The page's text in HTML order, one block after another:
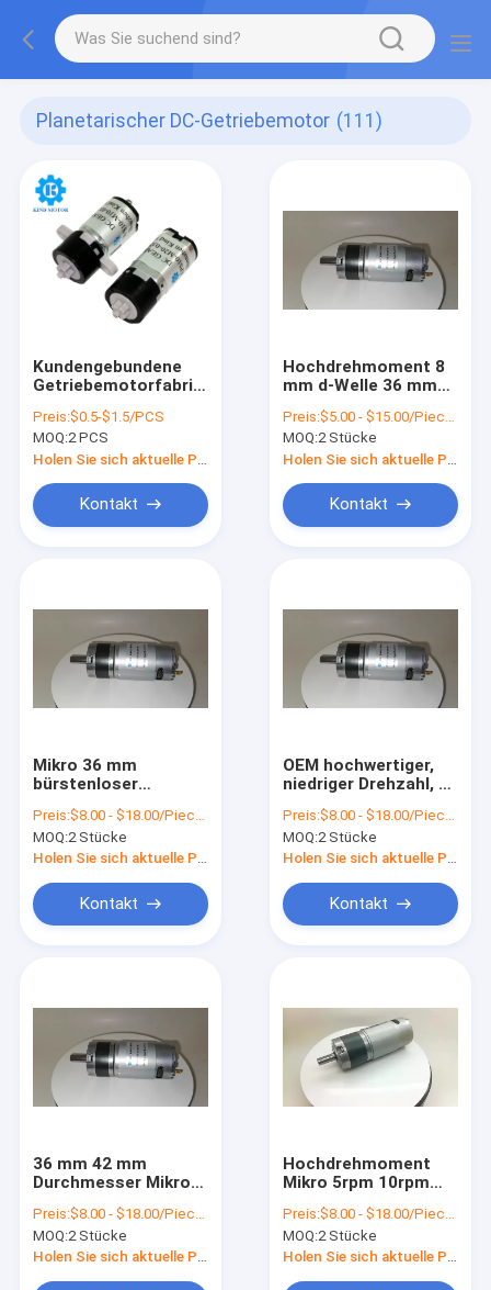
Planetarischer DC-Getriebemotor (111)
Kundengebundene
Getriebemotorfabrik
30g 10mm1.5v 3.3v
5v m10 M20 m30
Plastik
Preis:$0.5-$1.5/PCS
MOQ:2 PCS
Kontakt
Hochdrehmoment 8
mm d-Welle 36 mm
30kg.cm 20rpm
30rpm DC-
Preis:$5.00 - $15.00/Pieces
MOQ:2 Stücke
Kontakt
Mikro 36 mm
bürstenloser
Gleichstrommotor
mit 12 V 24 V 400
Rpm 600 Rpm 800
Preis:$8.00 - $18.00/Pieces
MOQ:2 Stücke
Kontakt
OEM hochwertiger,
niedriger Drehzahl, 10
Drehzahl,
bürstenloser, 12 V, 24
V,
20 kg, 50 kg
Preis:$8.00 - $18.00/Pieces
MOQ:2 Stücke
Kontakt
36 mm 42 mm
Durchmesser Mikro-
mit planetarischer
Getriebebox
Preis:$8.00 - $18.00/Pieces
MOQ:2 Stücke
Holen Sie sich aktuelle Preis
Hochdrehmoment
Mikro 5rpm 10rpm
36mm DC
planetarischer
Getriebemotor
Preis:$8.00 - $18.00/Pieces
MOQ:2 Stücke
Holen Sie sich aktuelle Preis